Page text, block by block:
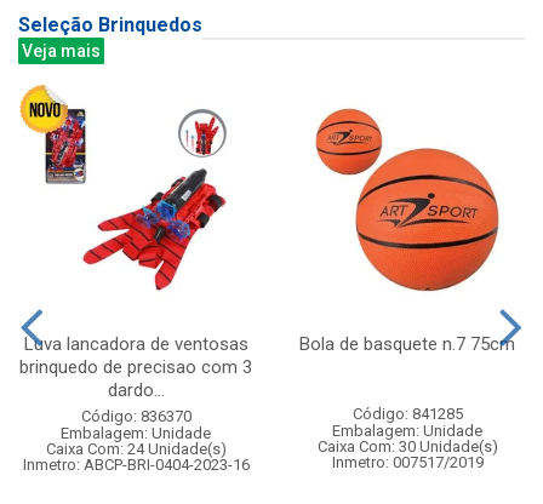
Seleção Brinquedos
Veja mais
Luva lancadora de ventosas
brinquedo de precisao com 3
dardo...
Código: 836370
Embalagem: Unidade
Caixa Com: 24 Unidade(s)
Inmetro: ABCP-BRI-0404-2023-16
Bola de basquete n.7 75cm
Código: 841285
Embalagem: Unidade
Caixa Com: 30 Unidade(s)
Inmetro: 007517/2019